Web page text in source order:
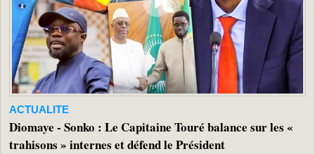
ACTUALITE
Diomaye - Sonko : Le Capitaine Touré balance sur les «
trahisons » internes et défend le Président